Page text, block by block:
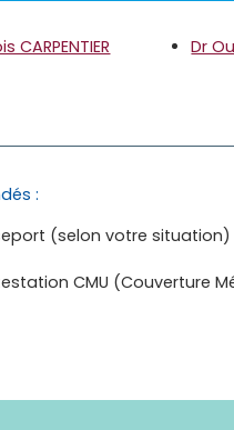
CARPENTIER
Dr
:
(selon votre situation)
CMU (Couverture